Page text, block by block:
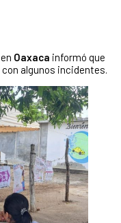
en Oaxaca informó que
con algunos incidentes.